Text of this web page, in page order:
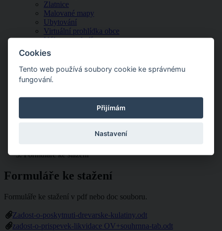
Zlatnice
Malované mapy
Ubytování
Virtuální prohlídka obce
Výlety po okolí
Spolky a region
Hasiči Borovnice
Klub seniorů Borovnice
Královédvorsko
Spolek Větrák Borovnice
Kontakty
Formuláře ke stažení
Formuláře ke stažení
Formuláře ke stažení v pdf nebo doc souboru.
Zadost-o-poskytnuti-drevarske-kulatiny.odt
zadost-o-prispevek-likvidace OV+souhrnna-tab.odt
Cookies
Tento web používá soubory cookie ke správnému
fungování.
Přijímám
Nastavení